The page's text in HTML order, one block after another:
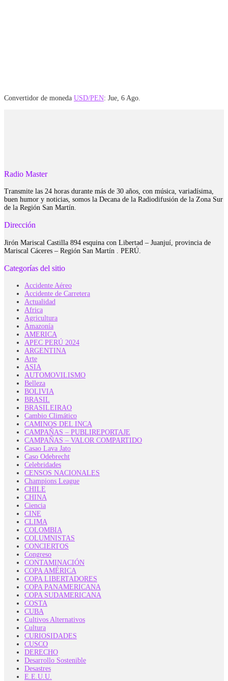
Convertidor de moneda USD/PEN: Jue, 6 Ago.
Radio Master
Transmite las 24 horas durante más de 30 años, con música, variadísima,
buen humor y noticias, somos la Decana de la Radiodifusión de la Zona Sur
de la Región San Martín.
Dirección
Jirón Mariscal Castilla 894 esquina con Libertad – Juanjuí, provincia de
Mariscal Cáceres – Región San Martín . PERÚ.
Categorías del sitio
Accidente Aéreo
Accidente de Carretera
Actualidad
Africa
Agricultura
Amazonía
AMERICA
APEC PERÚ 2024
ARGENTINA
Arte
ASIA
AUTOMOVILISMO
Belleza
BOLIVIA
BRASIL
BRASILEIRAO
Cambio Climático
CAMINOS DEL INCA
CAMPAÑAS – PUBLIREPORTAJE
CAMPAÑAS – VALOR COMPARTIDO
Casao Lava Jato
Caso Odebrecht
Celebridades
CENSOS NACIONALES
Champions League
CHILE
CHINA
Ciencia
CINE
CLIMA
COLOMBIA
COLUMNISTAS
CONCIERTOS
Congreso
CONTAMINACIÓN
COPA AMÉRICA
COPA LIBERTADORES
COPA PANAMERICANA
COPA SUDAMERICANA
COSTA
CUBA
Cultivos Alternativos
Cultura
CURIOSIDADES
CUSCO
DERECHO
Desarrollo Sostenible
Desastres
E.E.U.U.